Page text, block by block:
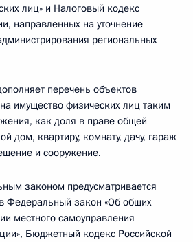
лиц» и Налоговый кодекс
направленных на уточнение
региональных
перечень объектов
имущество физических лиц таким
как доля в праве общей
дом, квартиру, комнату, дачу, гараж
и сооружение.
законом предусматривается
Федеральный закон «Об общих
местного самоуправления
Бюджетный кодекс Российской